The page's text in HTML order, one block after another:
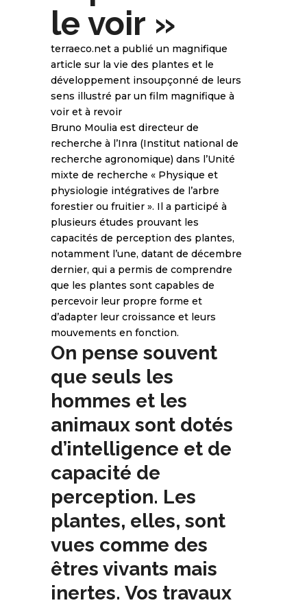
le voir »
terraeco.net a publié un magnifique
article sur la vie des plantes et le
développement insoupçonné de leurs
sens illustré par un film magnifique à
voir et à revoir
Bruno Moulia est directeur de
recherche à l’Inra (Institut national de
recherche agronomique) dans l’Unité
mixte de recherche « Physique et
physiologie intégratives de l’arbre
forestier ou fruitier ». Il a participé à
plusieurs études prouvant les
capacités de perception des plantes,
notamment l’une, datant de décembre
dernier, qui a permis de comprendre
que les plantes sont capables de
percevoir leur propre forme et
d’adapter leur croissance et leurs
mouvements en fonction.
On pense souvent
que seuls les
hommes et les
animaux sont dotés
d’intelligence et de
capacité de
perception. Les
plantes, elles, sont
vues comme des
êtres vivants mais
inertes. Vos travaux